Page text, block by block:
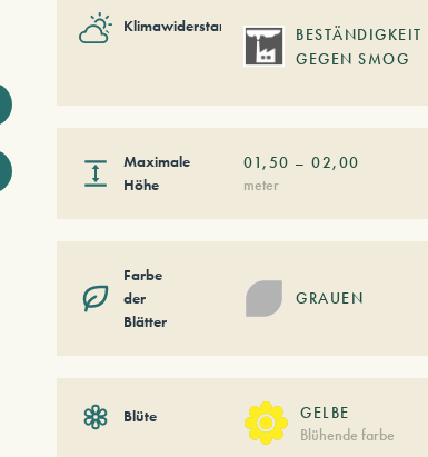
Klimawiderstand
BESTÄNDIGKEIT
GEGEN SMOG
Maximale
Höhe
01,50 –02,00
meter
Farbe
der
Blätter
GRAUEN
Blüte
GELBE
Blühende farbe